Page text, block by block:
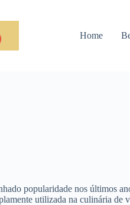
Home
popularidade nos últimos
utilizada na culinária